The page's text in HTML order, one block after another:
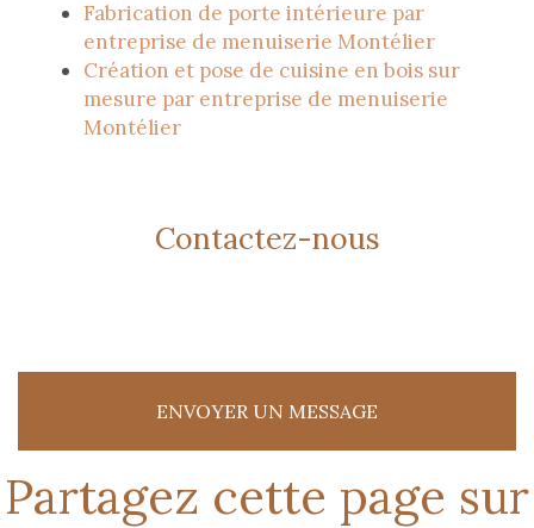
Fabrication de porte intérieure par
entreprise de menuiserie Montélier
Création et pose de cuisine en bois sur
mesure par entreprise de menuiserie
Montélier
Contactez-nous
ENVOYER UN MESSAGE
Partagez cette page sur